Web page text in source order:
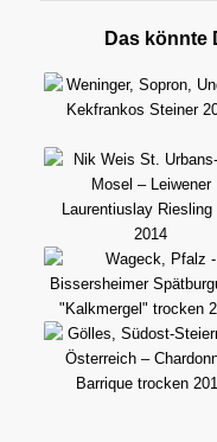
Das könnte